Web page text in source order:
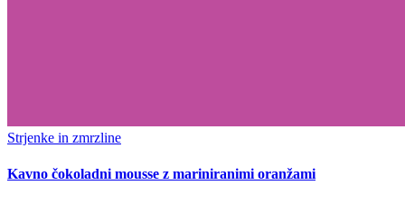
Strjenke in zmrzline
Kavno čokoladni mousse z mariniranimi oranžami